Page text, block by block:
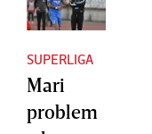
SUPERLIGA
Mari
problem